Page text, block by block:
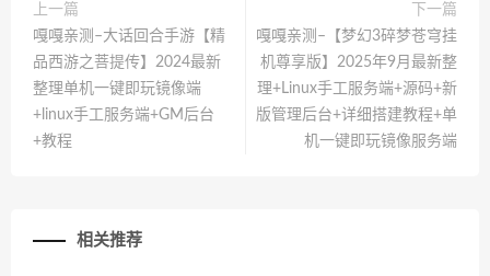
上一篇
嘎嘎亲测–大话回合手游【精
品西游之菩提传】2024最新
整理单机一键即玩镜像端
+linux手工服务端+GM后台
+教程
下一篇
嘎嘎亲测–【梦幻3碎梦苍穹挂
机尊享版】2025年9月最新整
理+Linux手工服务端+源码+新
版管理后台+详细搭建教程+单
机一键即玩镜像服务端
相关推荐